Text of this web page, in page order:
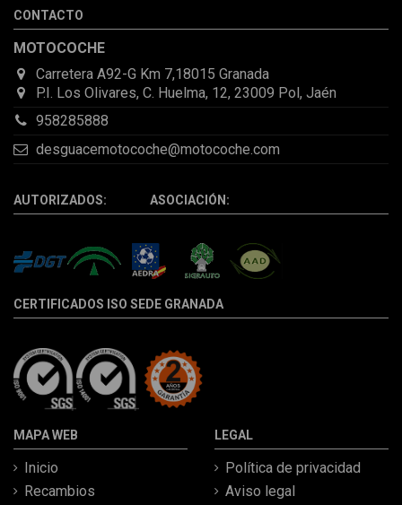
la pieza llegó correcta y bien embalada, además de llegarme 2
CONTACTO
MOTOCOCHE
Carretera A92-G Km 7,18015 Granada
P.I. Los Olivares, C. Huelma, 12, 23009 Pol, Jaén
958285888
desguacemotocoche@motocoche.com
AUTORIZADOS: ASOCIACIÓN:
CERTIFICADOS ISO SEDE GRANADA
MAPA WEB
Inicio
Recambios
LEGAL
Política de privacidad
Aviso legal